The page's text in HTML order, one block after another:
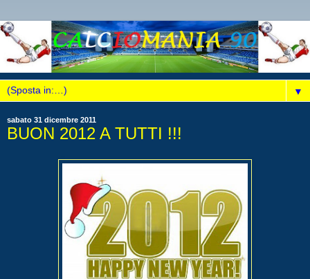
▼
sabato 31 dicembre 2011
BUON 2012 A TUTTI !!!